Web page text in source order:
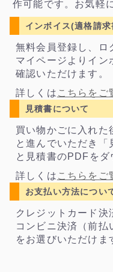
作可能です。お気軽
インボイス(適格請
無料会員登録し、ロ
マイページよりイ
確認いただけます。
詳しくは こちらをご
見積書について
買い物かごに入れた
と進んでいただき「
と見積書のPDFをダ
詳しくは こちらをご
お支払い方法につい
クレジットカード決
コンビニ決済（前払
をお選びいただけ